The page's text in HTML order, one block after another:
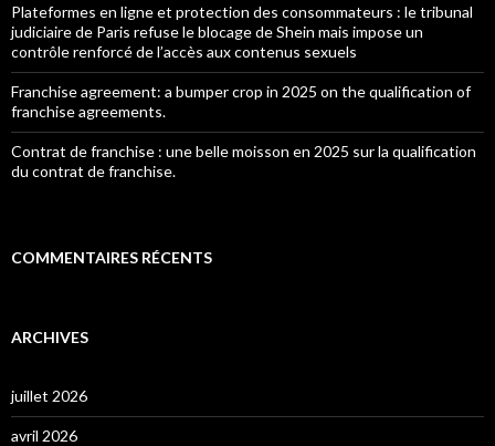
Plateformes en ligne et protection des consommateurs : le tribunal
judiciaire de Paris refuse le blocage de Shein mais impose un
contrôle renforcé de l’accès aux contenus sexuels
Franchise agreement: a bumper crop in 2025 on the qualification of
franchise agreements.
Contrat de franchise : une belle moisson en 2025 sur la qualification
du contrat de franchise.
COMMENTAIRES RÉCENTS
ARCHIVES
juillet 2026
avril 2026